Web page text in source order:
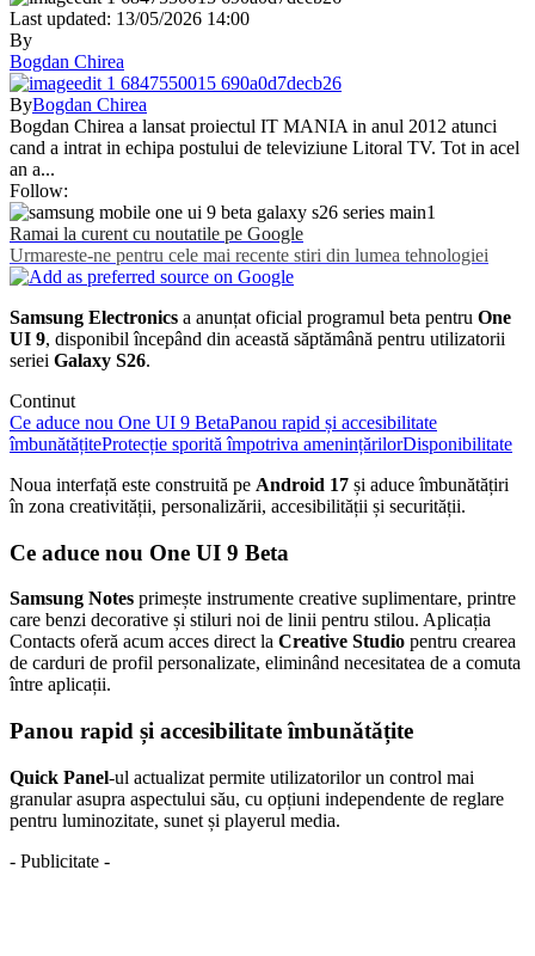
Last updated: 13/05/2026 14:00
By
Bogdan Chirea
ByBogdan Chirea
Bogdan Chirea a lansat proiectul IT MANIA in anul 2012 atunci
cand a intrat in echipa postului de televiziune Litoral TV. Tot in acel
an a...
Follow:
Ramai la curent cu noutatile pe Google
Urmareste-ne pentru cele mai recente stiri din lumea tehnologiei
Samsung Electronics a anunțat oficial programul beta pentru One
UI 9, disponibil începând din această săptămână pentru utilizatorii
seriei Galaxy S26.
Continut
Ce aduce nou One UI 9 BetaPanou rapid și accesibilitate
îmbunătățiteProtecție sporită împotriva amenințărilorDisponibilitate
Noua interfață este construită pe Android 17 și aduce îmbunătățiri
în zona creativității, personalizării, accesibilității și securității.
Ce aduce nou One UI 9 Beta
Samsung Notes primește instrumente creative suplimentare, printre
care benzi decorative și stiluri noi de linii pentru stilou. Aplicația
Contacts oferă acum acces direct la Creative Studio pentru crearea
de carduri de profil personalizate, eliminând necesitatea de a comuta
între aplicații.
Panou rapid și accesibilitate îmbunătățite
Quick Panel-ul actualizat permite utilizatorilor un control mai
granular asupra aspectului său, cu opțiuni independente de reglare
pentru luminozitate, sunet și playerul media.
- Publicitate -